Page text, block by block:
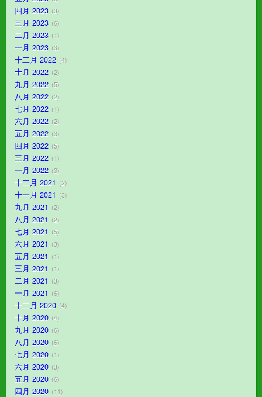
四月 2023 3
三月 2023 6
二月 2023 1
一月 2023 3
十二月 2022 4
十月 2022 2
九月 2022 5
八月 2022 2
七月 2022 1
六月 2022 2
五月 2022 3
四月 2022 5
三月 2022 1
一月 2022 3
十二月 2021 2
十一月 2021 3
九月 2021 2
八月 2021 2
七月 2021 5
六月 2021 3
五月 2021 1
三月 2021 1
二月 2021 3
一月 2021 6
十二月 2020 4
十月 2020 4
九月 2020 6
八月 2020 6
七月 2020 1
六月 2020 3
五月 2020 6
四月 2020 11